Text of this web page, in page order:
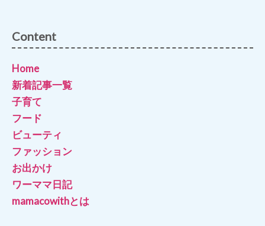
Content
Home
新着記事一覧
子育て
フード
ビューティ
ファッション
お出かけ
ワーママ日記
mamacowithとは